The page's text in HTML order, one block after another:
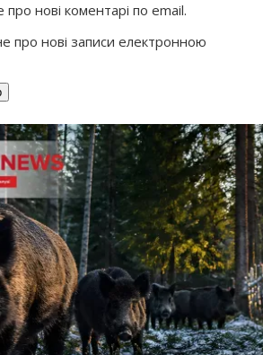
нові коментарі по email.
про нові записи електронною